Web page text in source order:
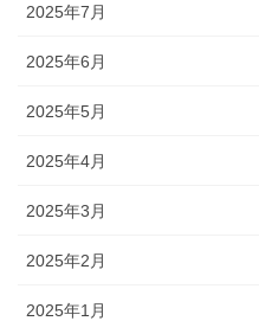
2025年7月
2025年6月
2025年5月
2025年4月
2025年3月
2025年2月
2025年1月